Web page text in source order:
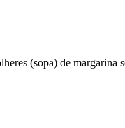
(sopa) de